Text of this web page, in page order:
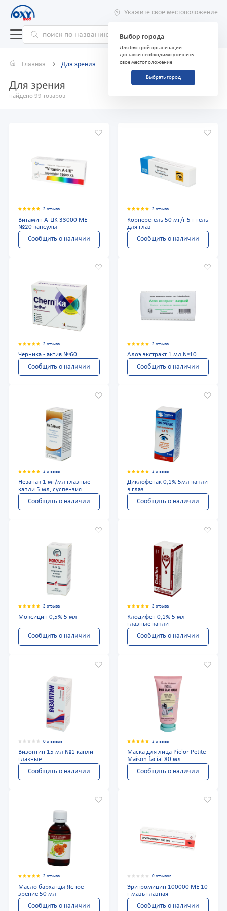
Укажите свое местоположение
Выбор города
Для быстрой организации
доставки необходимо уточнить
свое местоположение
Выбрать город
Главная Для зрения
Для зрения
найдено 99 товаров
2 отзыва
Витамин А-LIK 33000 МЕ
№20 капсулы
Сообщить о наличии
2 отзыва
Корнерегель 50 мг/г 5 г гель
для глаз
Сообщить о наличии
2 отзыва
Черника - актив №60
Сообщить о наличии
2 отзыва
Алоэ экстракт 1 мл №10
Сообщить о наличии
2 отзыва
Неванак 1 мг/мл глазные
капли 5 мл, суспензия
Сообщить о наличии
2 отзыва
Диклофенак 0,1% 5мл капли
в глаз
Сообщить о наличии
2 отзыва
Моксицин 0,5% 5 мл
Сообщить о наличии
2 отзыва
Клодифен 0,1% 5 мл
глазные капли
Сообщить о наличии
0 отзывов
Визоптин 15 мл №1 капли
глазные
Сообщить о наличии
2 отзыва
Маска для лица Pielor Petite
Maison facial 80 мл
Сообщить о наличии
2 отзыва
Масло бархатцы Ясное
зрение 50 мл
Сообщить о наличии
0 отзывов
Эритромицин 100000 МЕ 10
г мазь глазная
Сообщить о наличии